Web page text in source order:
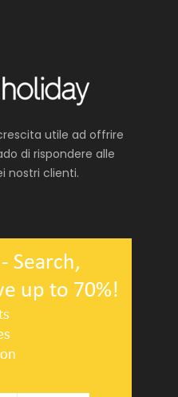
utile ad offrire
di rispondere alle
nostri clienti.